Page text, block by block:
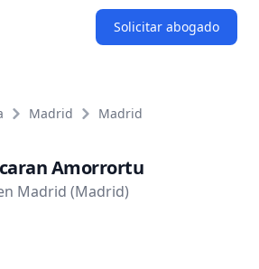
Solicitar abogado
Madrid Madrid
Amorrortu
Madrid (Madrid)